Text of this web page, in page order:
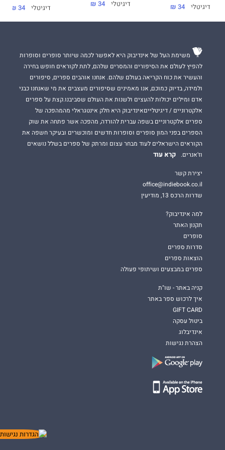
דיגיטלי 34 ₪
דיגיטלי 34 ₪
דיגיטלי 34 ₪
משימת העל של אינדיבוק היא לאפשר לכמה שיותר סופרים וסופרות
להפיץ לעולם את הסיפורים והמסרים שלהם, לתת לקוראים חופש בחירה
והעשיר את כוח הקריאה בעולם שלהם. אנחנו אוהבים ספרים, סיפורים
ולמידה, בדיוק כמוכם, אנו מאמינים שסיפורים מעצבים את מי שאנחנו כבני
אדם ומילים יכולות להעצים ולשנות את העולם שסביבנו.קצת על ספרים
אלקטרוניים / דיגיטלייםאינדיבוק היא חלק אינטגראלי מהמהפכה של
ספרים אלקטרוניים בשפה עברית להורדה, מהפכה אשר פתחה את שוק
הספרים בפני המון סופרים וסופרות חדשים ומוכשרים ובעיקר חשפה את
הקוראים הישראלים לעוד מבחר עצום ומרתק של ספרים בשלל נושאים
וז'אנרים.
קרא עוד
יצירת קשר
office@indiebook.co.il
שדרות הרכס 13, מודיעין
למה אינדיבוק?
תקנון האתר
סופרים
סדרות ספרים
הוצאות ספרים
ספרים במבצעים ושיתופי פעולה
קניה באתר - שו"ת
איך לרכוש ספר באתר
GIFT CARD
ביטול עסקה
אינדיבלוג
הצהרת נגישות